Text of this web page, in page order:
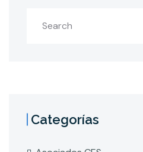
Categorías